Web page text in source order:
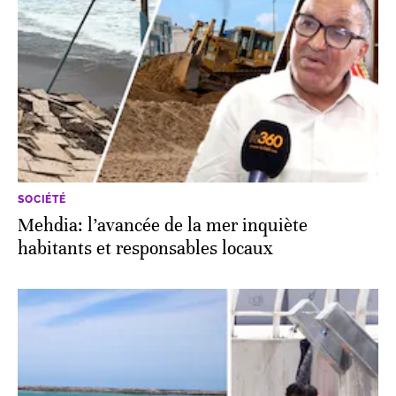
SOCIÉTÉ
Mehdia: l’avancée de la mer inquiète
habitants et responsables locaux